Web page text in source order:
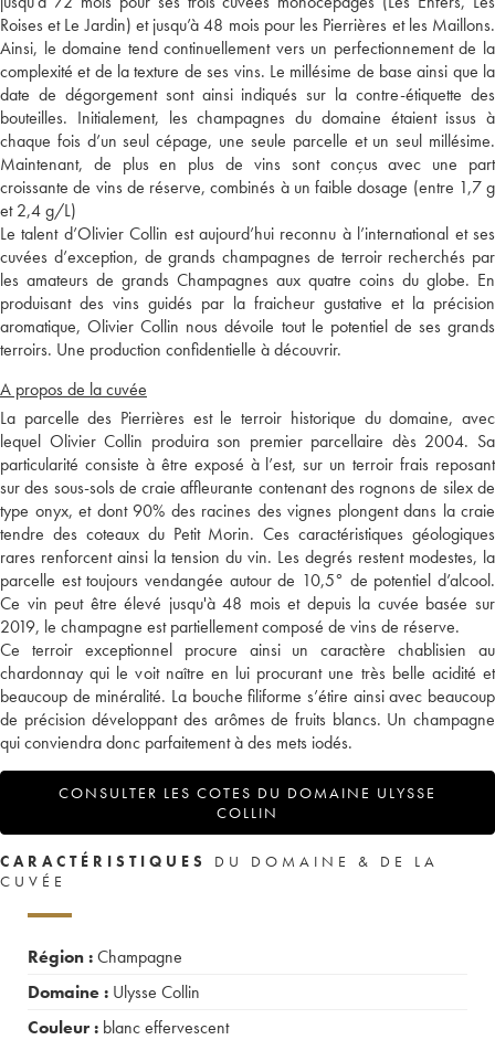
Roises et Le Jardin) et jusqu’à 48 mois pour les Pierrières et les Maillons.
Ainsi, le domaine tend continuellement vers un perfectionnement de la
complexité et de la texture de ses vins. Le millésime de base ainsi que la
date de dégorgement sont ainsi indiqués sur la contre-étiquette des
bouteilles. Initialement, les champagnes du domaine étaient issus à
chaque fois d’un seul cépage, une seule parcelle et un seul millésime.
Maintenant, de plus en plus de vins sont conçus avec une part
croissante de vins de réserve, combinés à un faible dosage (entre 1,7 g
et 2,4 g/L)
Le talent d’Olivier Collin est aujourd’hui reconnu à l’international et ses
cuvées d’exception, de grands champagnes de terroir recherchés par
les amateurs de grands Champagnes aux quatre coins du globe. En
produisant des vins guidés par la fraicheur gustative et la précision
aromatique, Olivier Collin nous dévoile tout le potentiel de ses grands
terroirs. Une production confidentielle à découvrir.
A propos de la cuvée
La parcelle des Pierrières est le terroir historique du domaine, avec
lequel Olivier Collin produira son premier parcellaire dès 2004. Sa
particularité consiste à être exposé à l’est, sur un terroir frais reposant
sur des sous-sols de craie affleurante contenant des rognons de silex de
type onyx, et dont 90% des racines des vignes plongent dans la craie
tendre des coteaux du Petit Morin. Ces caractéristiques géologiques
rares renforcent ainsi la tension du vin. Les degrés restent modestes, la
parcelle est toujours vendangée autour de 10,5° de potentiel d’alcool.
Ce vin peut être élevé jusqu'à 48 mois et depuis la cuvée basée sur
2019, le champagne est partiellement composé de vins de réserve.
Ce terroir exceptionnel procure ainsi un caractère chablisien au
chardonnay qui le voit naître en lui procurant une très belle acidité et
beaucoup de minéralité. La bouche filiforme s’étire ainsi avec beaucoup
de précision développant des arômes de fruits blancs. Un champagne
qui conviendra donc parfaitement à des mets iodés.
CONSULTER LES COTES DU DOMAINE ULYSSE
COLLIN
CARACTÉRISTIQUES
DU DOMAINE & DE LA
CUVÉE
Région :Champagne
Domaine : Ulysse Collin
Couleur : blanc effervescent